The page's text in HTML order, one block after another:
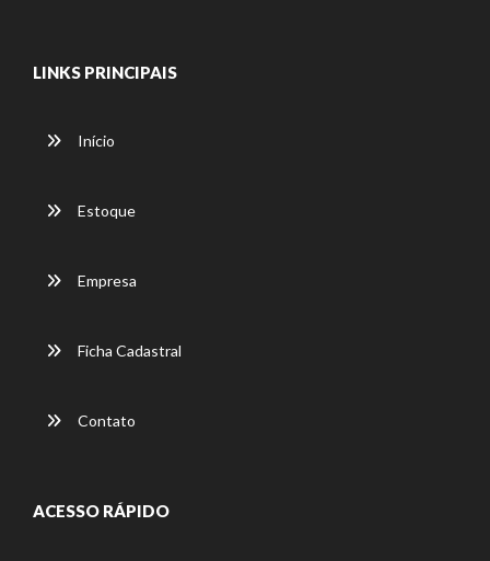
LINKS PRINCIPAIS
Início
Estoque
Empresa
Ficha Cadastral
Contato
ACESSO RÁPIDO